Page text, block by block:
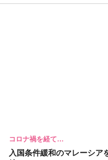
コロナ禍を経て…
入国条件緩和のマレーシア